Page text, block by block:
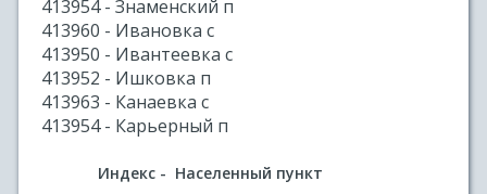
413954 - Знаменский п
413960 - Ивановка с
413950 - Ивантеевка с
413952 - Ишковка п
413963 - Канаевка с
413954 - Карьерный п
Индекс - Населенный пункт